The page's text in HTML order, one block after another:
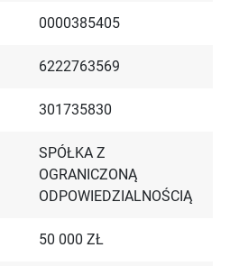
0000385405
6222763569
301735830
SPÓŁKA Z
OGRANICZONĄ
ODPOWIEDZIALNOŚCIĄ
50 000 ZŁ